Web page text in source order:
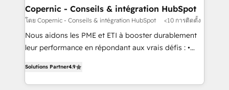
Different Because We're Built Different: - Secure:
Soc2 compliant 🛡️ - Onboarding: Implementations
starting from $1,5k - Clay: Elite Studio Solutions
Partner 🤝 - Global: 75+ RPers across five continents
Elite HubSpot Partner 🪴 - CRM: More Sales Hub
implementations than any other Partner 💻 -
Copernic - Conseils & intégration HubSpot
โดย Copernic - Conseils & intégration HubSpot <10 การติดตั้ง
Nous aidons les PME et ETI à booster durablement
leur performance en répondant aux vrais défis : •
téléphonie, etc.) • Alignement des équipes grâce à un
outil et des données partagées • Amélioration de la
Solutions Partner4.9